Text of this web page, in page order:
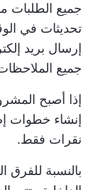
جميع الطلبات
تحديثات في
إرسال بريد
جميع
إذا أصبح
إنشاء خطوات
نقرات فقط.
بالنسبة للفرق